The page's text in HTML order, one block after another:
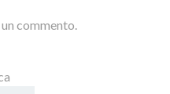
commento.